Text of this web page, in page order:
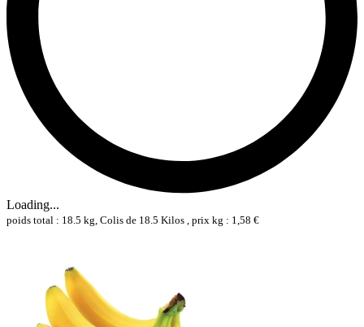
Loading...
poids total : 18.5 kg, Colis de 18.5 Kilos , prix kg : 1,58 €